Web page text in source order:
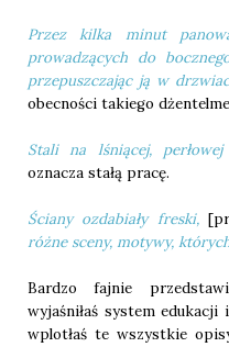
Przez kilka minut
prowadzących do
przepuszczając ją w
obecności takiego
Stali na lśniącej, perłowej
oznacza stałą pracę.
Ściany ozdabiały freski,
różne sceny, motywy,
Bardzo fajnie
wyjaśniłaś system edukacji
wplotłaś te wszystkie